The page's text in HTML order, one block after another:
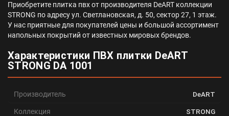
Приобретите плитка пвх от производителя DeART коллекции
STRONG по адресу ул. Светлановская, д. 50, сектор 27, 1 этаж.
У нас приятные для покупателей цены и большой ассортимент
напольных покрытий от известных мировых брендов.
Характеристики ПВХ плитки DeART
STRONG DA 1001
Производитель DeART
Коллекция STRONG